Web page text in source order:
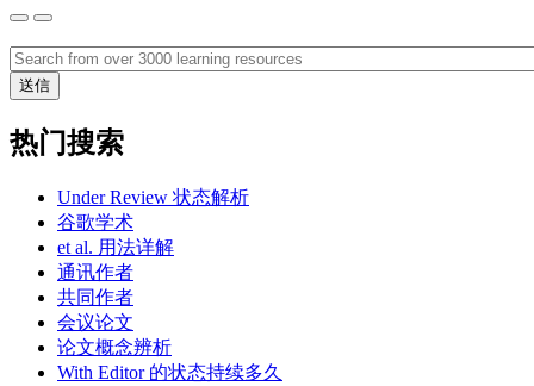
热门搜索
Under Review 状态解析
谷歌学术
et al. 用法详解
通讯作者
共同作者
会议论文
论文概念辨析
With Editor 的状态持续多久